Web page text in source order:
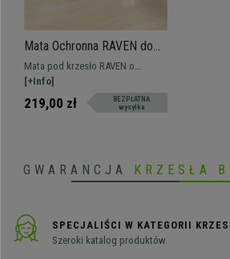
Mata Ochronna RAVEN do
Domu i Biura, PVC, pod
Krzesła Biurowe, wymiary
90x120 cm, kolor Czarny
Mata pod krzesło RAVEN o
wymiarach 90x120 cm, stanowi
doskonałe zabezpieczenie przed
zarysowaniami.
[+Info]
219,00 zł
BEZPŁATNA
wysyłka
GWARANCJA KRZESŁA
SPECJALIŚCI W KATEGORII
Szeroki katalog produktów